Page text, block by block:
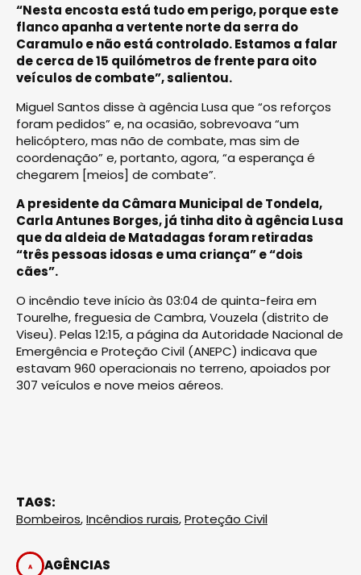
“Nesta encosta está tudo em perigo, porque este
flanco apanha a vertente norte da serra do
Caramulo e não está controlado. Estamos a falar
de cerca de 15 quilómetros de frente para oito
veículos de combate”, salientou.
Miguel Santos disse à agência Lusa que “os reforços
foram pedidos” e, na ocasião, sobrevoava “um
helicóptero, mas não de combate, mas sim de
coordenação” e, portanto, agora, “a esperança é
chegarem [meios] de combate”.
A presidente da Câmara Municipal de Tondela,
Carla Antunes Borges, já tinha dito à agência Lusa
que da aldeia de Matadagas foram retiradas
“três pessoas idosas e uma criança” e “dois
cães”.
O incêndio teve início às 03:04 de quinta-feira em
Tourelhe, freguesia de Cambra, Vouzela (distrito de
Viseu). Pelas 12:15, a página da Autoridade Nacional de
Emergência e Proteção Civil (ANEPC) indicava que
estavam 960 operacionais no terreno, apoiados por
307 veículos e nove meios aéreos.
TAGS:
Bombeiros,Incêndios rurais,Proteção Civil
AGÊNCIAS